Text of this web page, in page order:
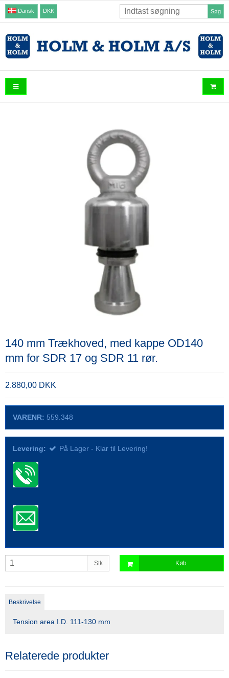
Dansk DKK Søg
140 mm Trækhoved, med kappe OD140
mm for SDR 17 og SDR 11 rør.
2.880,00 DKK
VARENR: 559.348
Levering: På Lager - Klar til Levering!
Stk Køb
Beskrivelse
Tension area I.D. 111-130 mm
Relaterede produkter